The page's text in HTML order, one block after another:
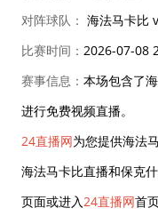
对阵球队： 海法马卡比
比赛时间： 2026-07-08
赛事信息： 本场包含了
进行免费视频直播。
24直播网为您提供海法
海法马卡比直播和保克
页面或进入24直播网首